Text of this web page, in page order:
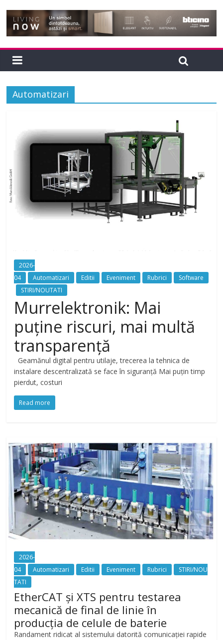
Automatizari
2026-
04
Automatizari Editii Eveniment Rubrici
Software
STIRI/NOUTATI
Murrelektronik: Mai
puține riscuri, mai multă
transparență
Geamănul digital pentru utilaje, trecerea la tehnica de
instalare descentralizată se face în siguranță Mai puțin timp
pierdut, costuri
Read more
2026-
04
Automatizari Editii Eveniment Rubrici
STIRI/NOU
TATI
EtherCAT și XTS pentru testarea
mecanică de final de linie în
producția de celule de baterie
Randament ridicat al sistemului datorită comunicației rapide